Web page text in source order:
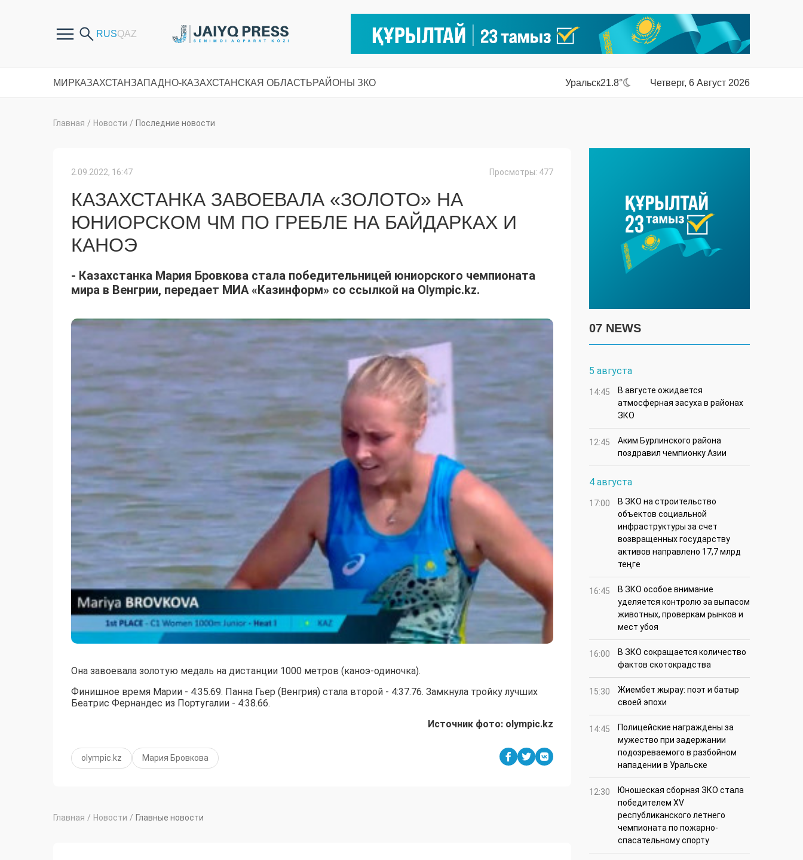
МИРКАЗАХСТАНЗАПАДНО-КАЗАХСТАНСКАЯ ОБЛАСТЬРАЙОНЫ ЗКО Уральск21.8° Четверг, 6 Август 2026
Главная / Новости / Последние новости
2.09.2022, 16:47 Просмотры: 477
КАЗАХСТАНКА ЗАВОЕВАЛА «ЗОЛОТО» НА
ЮНИОРСКОМ ЧМ ПО ГРЕБЛЕ НА БАЙДАРКАХ И
КАНОЭ
- Казахстанка Мария Бровкова стала победительницей юниорского чемпионата
мира в Венгрии, передает МИА «Казинформ» со ссылкой на Olympic.kz.
Она завоевала золотую медаль на дистанции 1000 метров (каноэ-одиночка).
Финишное время Марии - 4:35.69. Панна Гьер (Венгрия) стала второй - 4:37.76. Замкнула тройку лучших
Беатрис Фернандес из Португалии - 4:38.66.
Источник фото: olympic.kz
olympic.kz Мария Бровкова
Главная / Новости / Главные новости
07 NEWS
5 августа
14:45
В августе ожидается
атмосферная засуха в районах
ЗКО
12:45
Аким Бурлинского района
поздравил чемпионку Азии
4 августа
17:00
В ЗКО на строительство
объектов социальной
инфраструктуры за счет
возвращенных государству
активов направлено 17,7 млрд
теңге
16:45
В ЗКО особое внимание
уделяется контролю за выпасом
животных, проверкам рынков и
мест убоя
16:00
В ЗКО сокращается количество
фактов скотокрадства
15:30
Жиембет жырау: поэт и батыр
своей эпохи
14:45
Полицейские награждены за
мужество при задержании
подозреваемого в разбойном
нападении в Уральске
12:30
Юношеская сборная ЗКО стала
победителем XV
республиканского летнего
чемпионата по пожарно-
спасательному спорту